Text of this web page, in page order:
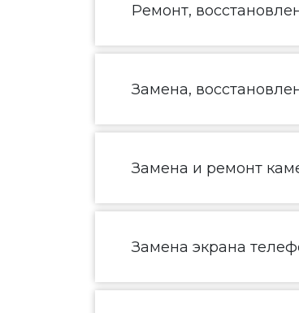
Ремонт,
Замена,
Замена и ремонт
Замена экрана